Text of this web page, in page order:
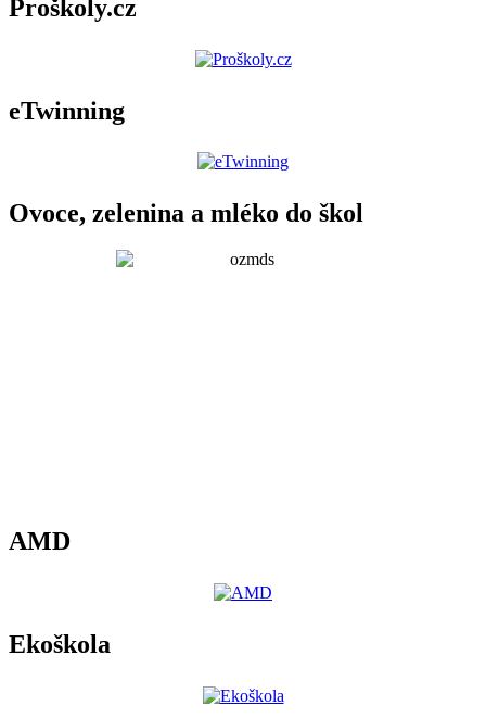
Proškoly.cz
eTwinning
Ovoce, zelenina a mléko do škol
AMD
Ekoškola